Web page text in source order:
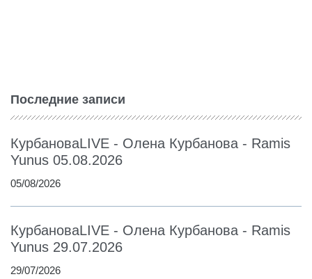
Последние записи
КурбановаLIVE - Олена Курбанова - Ramis
Yunus 05.08.2026
05/08/2026
КурбановаLIVE - Олена Курбанова - Ramis
Yunus 29.07.2026
29/07/2026